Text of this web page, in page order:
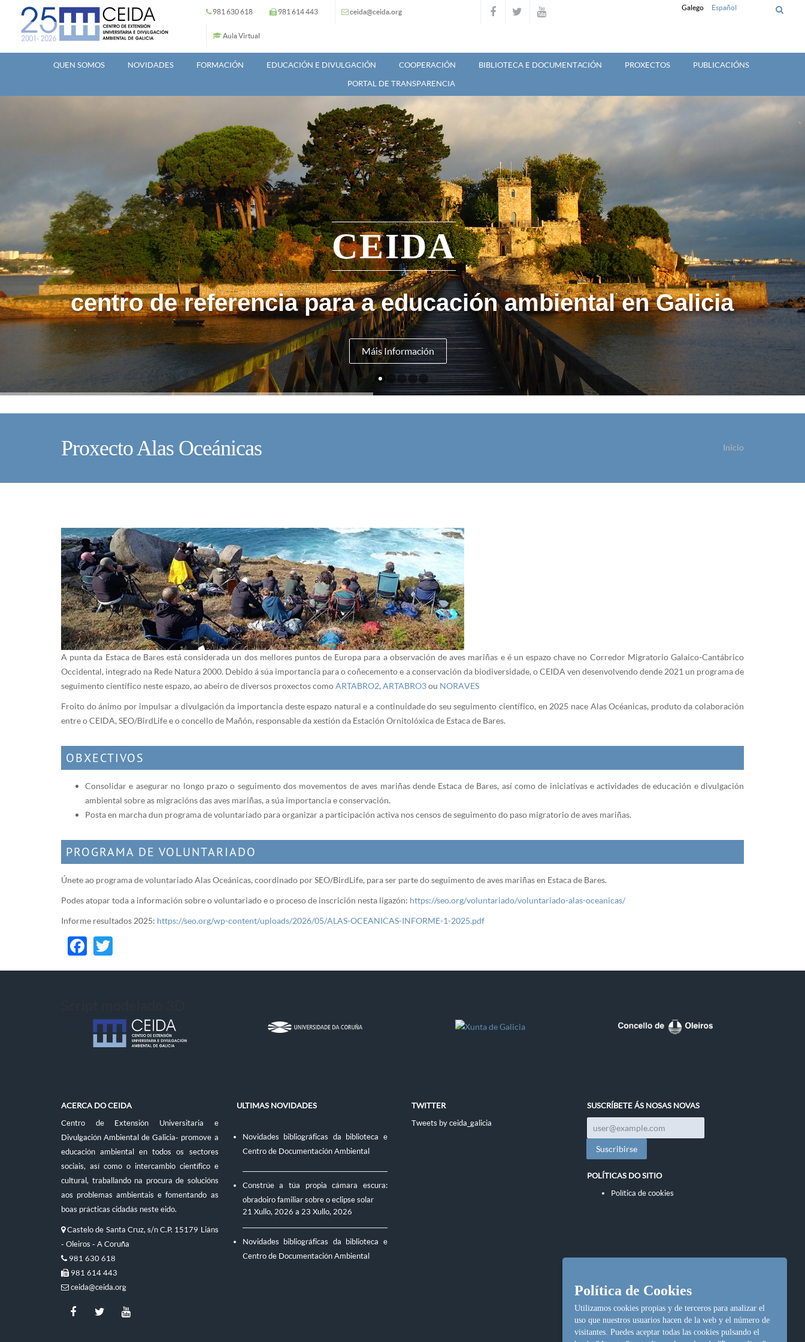
Ir o contido principal 981 630 618 981 614 443 ceida@ceida.org
Aula Virtual
Galego Español
QUEN SOMOS NOVIDADES FORMACIÓN EDUCACIÓN E DIVULGACIÓN COOPERACIÓN BIBLIOTECA E DOCUMENTACIÓN PROXECTOS
PUBLICACIÓNS
PORTAL DE TRANSPARENCIA
centro de referencia para a educación ambiental en Galicia
Máis Información
CEIDA
Proxecto Alas Oceánicas Inicio
A punta da Estaca de Bares está considerada un dos mellores puntos de Europa para a observación de aves mariñas e é un espazo chave no Corredor Migratorio Galaico-Cantábrico
Occidental, integrado na Rede Natura 2000. Debido á súa importancia para o coñecemento e a conservación da biodiversidade, o CEIDA ven desenvolvendo dende 2021 un programa de
seguimento científico neste espazo, ao abeiro de diversos proxectos comoARTABRO2,ARTABRO3ou NORAVES
Froito do ánimo por impulsar a divulgación da importancia deste espazo natural e a continuidade do seu seguimento científico, en 2025 nace Alas Océanicas, produto da colaboración
entre o CEIDA, SEO/BirdLife e o concello de Mañón, responsable da xestión da Estación Ornitolóxica de Estaca de Bares.
OBXECTIVOS
Consolidar e asegurar no longo prazo o seguimento dos movementos de aves mariñas dende Estaca de Bares, así como de iniciativas e actividades de educación e divulgación
ambiental sobre as migracións das aves mariñas, a súa importancia e conservación.
Posta en marcha dun programa de voluntariado para organizar a participación activa nos censos de seguimento do paso migratorio de aves mariñas.
PROGRAMA DE VOLUNTARIADO
Únete ao programa de voluntariado Alas Oceánicas, coordinado por SEO/BirdLife, para ser parte do seguimento de aves mariñas en Estaca de Bares.
Podes atopar toda a información sobre o voluntariado e o proceso de inscrición nesta ligazón: https://seo.org/voluntariado/voluntariado-alas-oceanicas/
Informe resultados 2025: https://seo.org/wp-content/uploads/2026/05/ALAS-OCEANICAS-INFORME-1-2025.pdf
Facebook
ACERCA DO CEIDA
Centro de Extensión Universitaria e
Divulgación Ambiental de Galicia- promove a
educación ambiental en todos os sectores
sociais, así como o intercambio científico e
cultural, traballando na procura de solucións
aos problemas ambientais e fomentando as
boas prácticas cidadás neste eido.
Castelo de Santa Cruz, s/n C.P. 15179 Liáns
- Oleiros - A Coruña
981 630 618
981 614 443
ceida@ceida.org
ULTIMAS NOVIDADES
Novidades bibliográficas da biblioteca e
Centro de Documentación Ambiental
Constrúe a túa propia cámara escura:
obradoiro familiar sobre o eclipse solar
21 Xullo, 2026 a 23 Xullo, 2026
Novidades bibliográficas da biblioteca e
Centro de Documentación Ambiental
TWITTER
Tweets by ceida_galicia
SUSCRÍBETE ÁS NOSAS NOVAS
POLÍTICAS DO SITIO
Política de cookies
Política de Cookies
Utilizamos cookies propias y de terceros para analizar el
uso que nuestros usuarios hacen de la web y el número de
visitantes. Puedes aceptar todas las cookies pulsando el